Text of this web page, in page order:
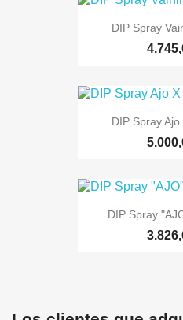
DIP Spray
DIP Spray Ajo
DIP Spray